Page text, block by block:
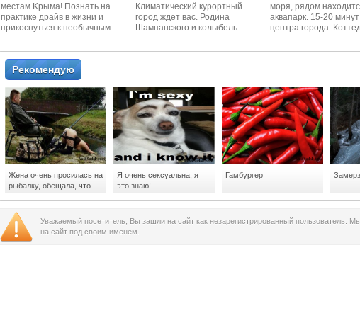
местам Kрыма! Познать на
практике драйв в жизни и
прикоснуться к необычным
Климатический курортный
город ждет вас. Родина
Шампанского и колыбель
моря, рядом
аквапарк. 15-20
центра города.
Рекомендую
Жена очень просилась на
рыбалку, обещала, что
выполнит все, что я
Я очень сексуальна, я
это знаю!
Гамбургер
Уважаемый посетитель, Вы зашли на сайт как незарегистрированный пользователь.
на сайт под своим именем.